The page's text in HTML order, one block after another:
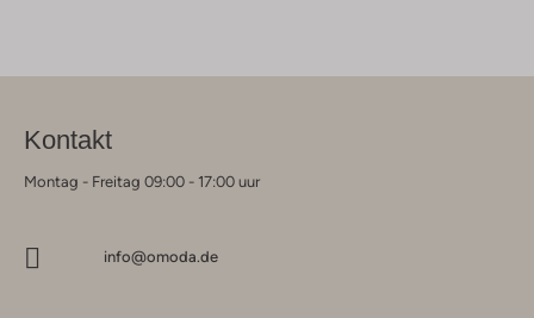
Kontakt
Montag - Freitag 09:00 - 17:00 uur
info@omoda.de